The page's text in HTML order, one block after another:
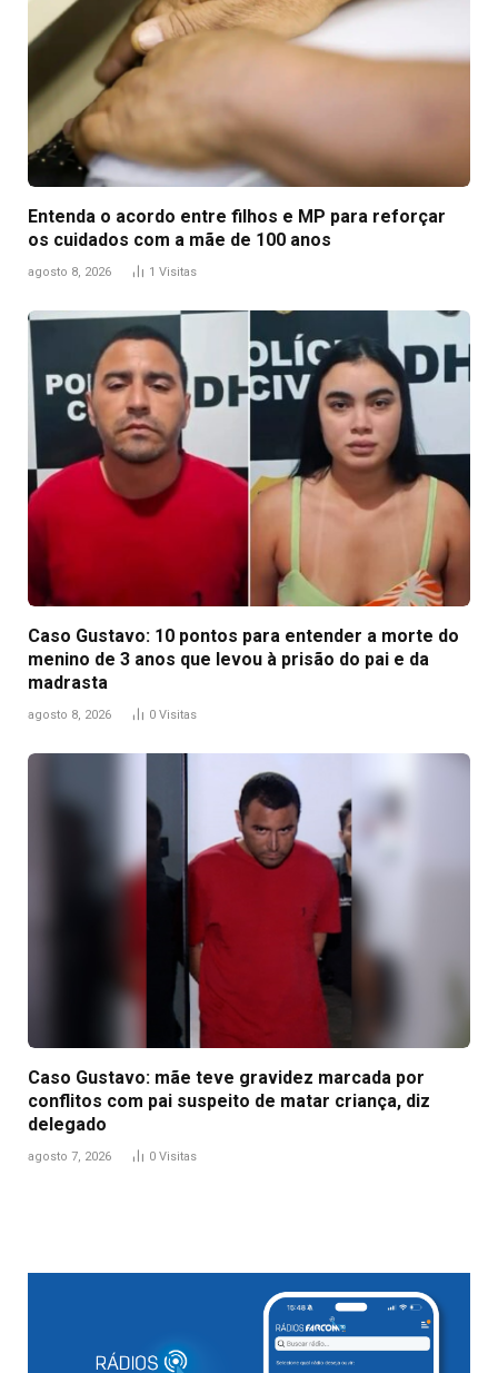
Entenda o acordo entre filhos e MP para reforçar
os cuidados com a mãe de 100 anos
agosto 8, 2026 1 Visitas
Caso Gustavo: 10 pontos para entender a morte do
menino de 3 anos que levou à prisão do pai e da
madrasta
agosto 8, 2026 0 Visitas
Caso Gustavo: mãe teve gravidez marcada por
conflitos com pai suspeito de matar criança, diz
delegado
agosto 7, 2026 0 Visitas